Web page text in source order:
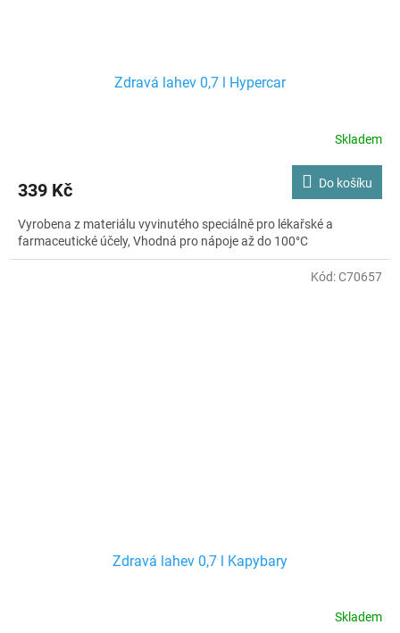
Zdravá lahev 0,7 l Hypercar
Skladem
339 Kč Do košíku
Vyrobena z materiálu vyvinutého speciálně pro lékařské a
farmaceutické účely, Vhodná pro nápoje až do 100°C
Zdravá lahev 0,7 l Kapybary
Skladem
Kód:C70657